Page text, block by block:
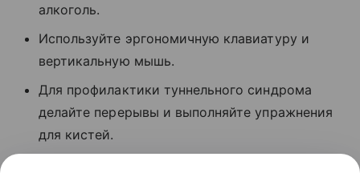
алкоголь.
Используйте эргономичную клавиатуру и
вертикальную мышь.
Для профилактики туннельного синдрома
делайте перерывы и выполняйте упражнения
для кистей.